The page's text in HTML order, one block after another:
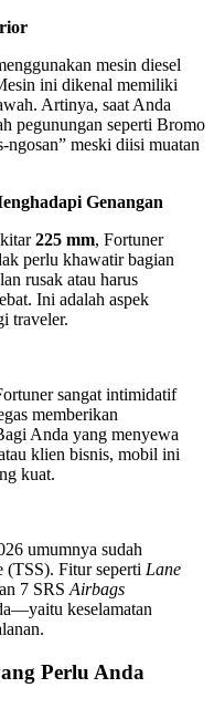
mesin diesel
ini dikenal memiliki
Artinya, saat Anda
pegunungan seperti Bromo
ngosan” meski diisi muatan
Genangan
225 mm, Fortuner
perlu khawatir bagian
rusak atau harus
Ini adalah aspek
traveler.
sangat intimidatif
memberikan
Anda yang menyewa
klien bisnis, mobil ini
kuat.
umumnya sudah
(TSS). Fitur seperti Lane
7 SRS Airbags
keselamatan
Perlu Anda